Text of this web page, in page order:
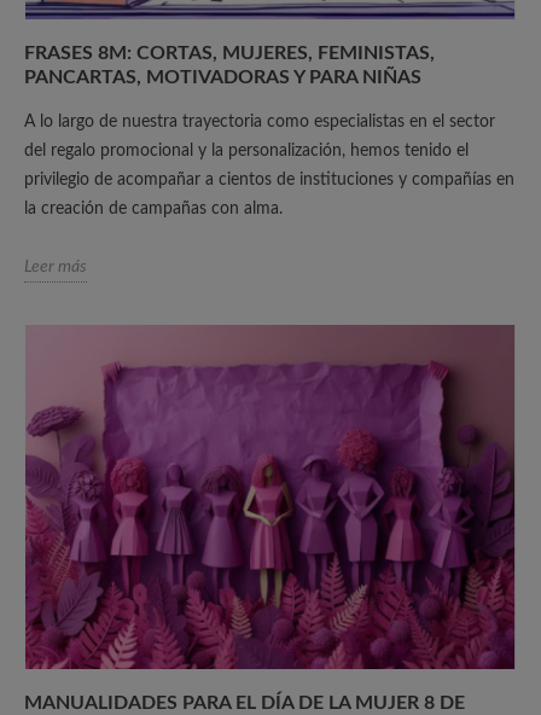
FRASES 8M: CORTAS, MUJERES, FEMINISTAS,
PANCARTAS, MOTIVADORAS Y PARA NIÑAS
A lo largo de nuestra trayectoria como especialistas en el sector
del regalo promocional y la personalización, hemos tenido el
privilegio de acompañar a cientos de instituciones y compañías en
la creación de campañas con alma.
Leer más
MANUALIDADES PARA EL DÍA DE LA MUJER 8 DE